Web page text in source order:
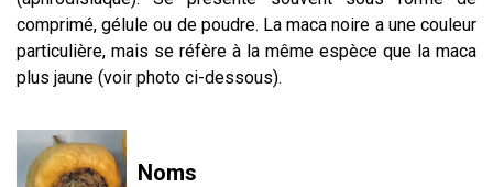
comprimé, gélule ou de poudre. La maca noire a une couleur
particulière, mais se réfère à la même espèce que la maca
plus jaune (voir photo ci-dessous).
Noms